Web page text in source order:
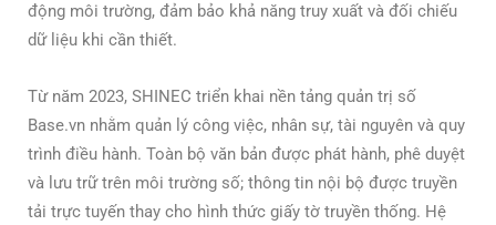
động môi trường, đảm bảo khả năng truy xuất và đối chiếu
dữ liệu khi cần thiết.
Từ năm 2023, SHINEC triển khai nền tảng quản trị số
Base.vn nhằm quản lý công việc, nhân sự, tài nguyên và quy
trình điều hành. Toàn bộ văn bản được phát hành, phê duyệt
và lưu trữ trên môi trường số; thông tin nội bộ được truyền
tải trực tuyến thay cho hình thức giấy tờ truyền thống. Hệ